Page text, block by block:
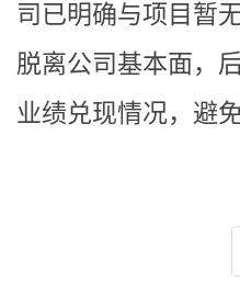
司已明确与项目暂
脱离公司基本面，
业绩兑现情况，避